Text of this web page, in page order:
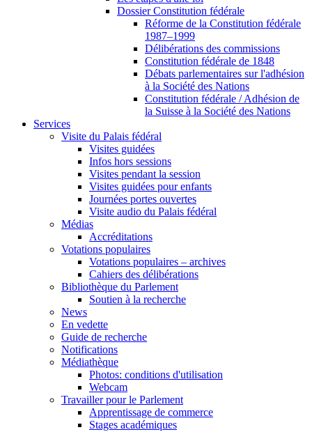
Dossier Constitution fédérale
Réforme de la Constitution fédérale
1987–1999
Délibérations des commissions
Constitution fédérale de 1848
Débats parlementaires sur l'adhésion
à la Société des Nations
Constitution fédérale / Adhésion de
la Suisse à la Société des Nations
Services
Visite du Palais fédéral
Visites guidées
Infos hors sessions
Visites pendant la session
Visites guidées pour enfants
Journées portes ouvertes
Visite audio du Palais fédéral
Médias
Accréditations
Votations populaires
Votations populaires – archives
Cahiers des délibérations
Bibliothèque du Parlement
Soutien à la recherche
News
En vedette
Guide de recherche
Notifications
Médiathèque
Photos: conditions d'utilisation
Webcam
Travailler pour le Parlement
Apprentissage de commerce
Stages académiques